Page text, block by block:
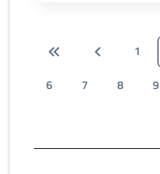
1
6
7 8 9